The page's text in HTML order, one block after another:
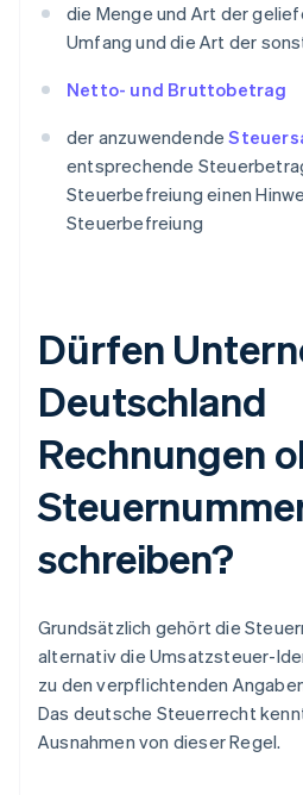
die Menge und Art der
Umfang und die Art der
Netto- und Bruttobetrag
der anzuwendende
entsprechende
Steuerbefreiung einen
Steuerbefreiung
Dürfen
Deutschland
Rechnungen
schreiben?
Grundsätzlich gehört die
alternativ die Umsatzsteuer-
zu den verpflichtenden
Das deutsche Steuerrecht
Ausnahmen von dieser Regel.